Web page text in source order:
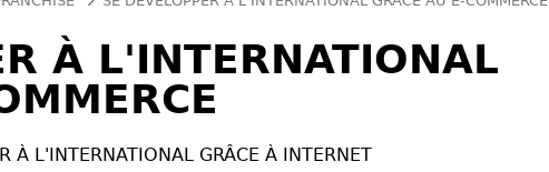
À L'INTERNATIONAL
À L'INTERNATIONAL GRÂCE À INTERNET